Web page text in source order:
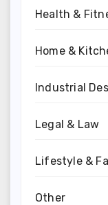
Health &
Home &
Industrial
Legal & Law
Lifestyle &
Other